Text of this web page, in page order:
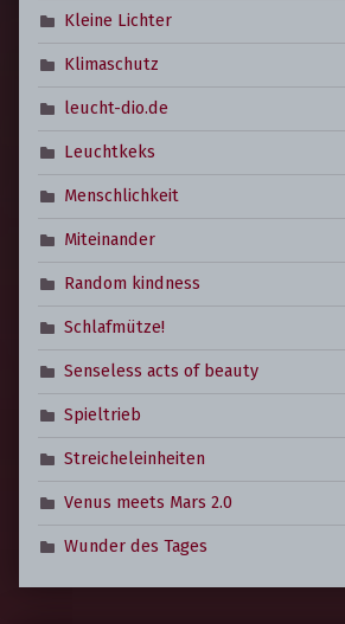
Kleine Lichter
Klimaschutz
leucht-dio.de
Leuchtkeks
Menschlichkeit
Miteinander
Random kindness
Schlafmütze!
Senseless acts of beauty
Spieltrieb
Streicheleinheiten
Venus meets Mars 2.0
Wunder des Tages